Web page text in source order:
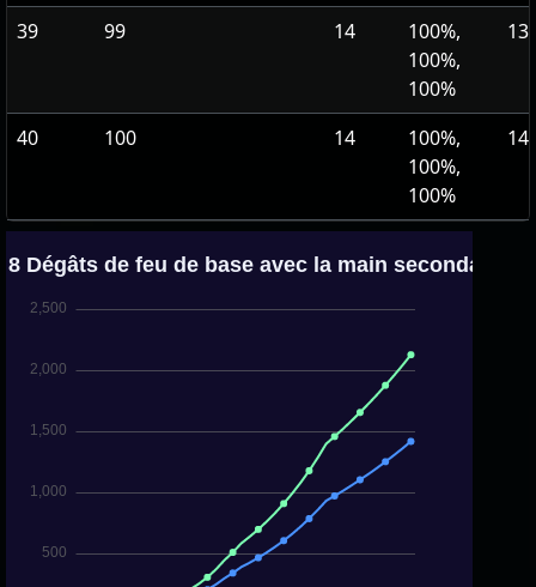
39 99 14
100%,
100%,
100%
40 100 14
100%,
100%,
100%